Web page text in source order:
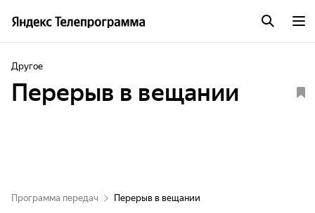
Другое
Перерыв в вещании
Программа передач Перерыв в вещании